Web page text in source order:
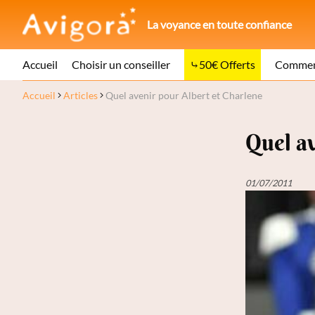
La voyance en toute confiance
Accueil Choisir un conseiller 50€ Offerts
Accueil Articles Quel avenir pour Albert et Charlene
Quel
01/07/2011